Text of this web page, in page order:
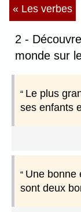
« Les verbes
2 -
monde sur
Le plus
ses enfants
Une bonne
sont deux